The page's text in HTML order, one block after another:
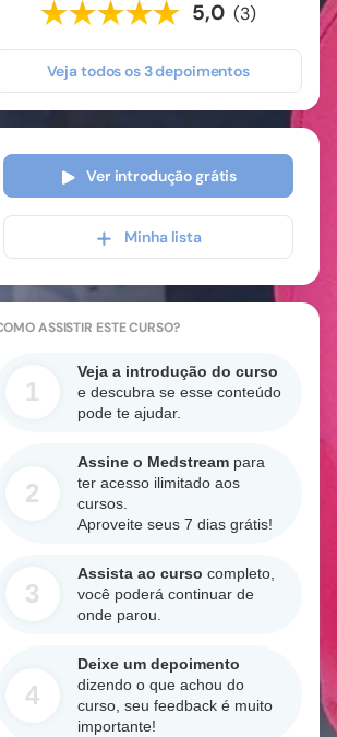
5,0 (3)
Veja todos os3depoimentos
Ver introdução grátis
Minha lista
ASSISTIR ESTE CURSO?
1
Veja a introdução do curso
e descubra se esse conteúdo
pode te ajudar.
2
Assine o Medstreampara
ter acesso ilimitado aos
cursos.
Aproveite seus 7 dias grátis!
3
Assista ao curso completo,
você poderá continuar de
onde parou.
4
Deixe um depoimento
dizendo o que achou do
curso, seu feedback é muito
importante!